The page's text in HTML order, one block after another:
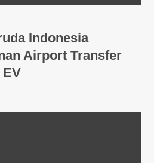
Indonesia
Airport Transfer